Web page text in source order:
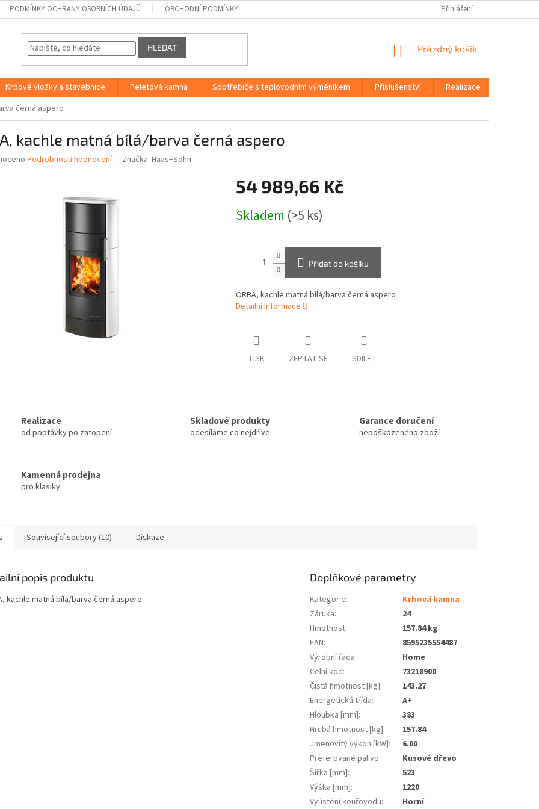
PODMÍNKY OCHRANY OSOBNÍCH ÚDAJŮ OBCHODNÍ PODMÍNKY Přihlášení
HLEDAT
NÁKUPNÍ
Prázdný košík
Krbové vložky a stavebnice Peletová kamna Spotřebiče s teplovodním výměníkem Příslušenství Realizace
černá aspero
kachle matná bílá/barva černá aspero
Podrobnosti hodnocení Značka: Haas+Sohn
54 989,66 Kč
cena:
Skladem (>5 ks)
Přidat do košíku
ORBA, kachle matná bílá/barva černá aspero
Detailní informace
TISK ZEPTAT SE SDÍLET
Realizace
od poptávky po zatopení
Skladové produkty
odesíláme co nejdříve
Garance doručení
nepoškozeného zboží
Kamenná prodejna
pro klasiky
Související soubory (10) Diskuze
popis produktu
kachle matná bílá/barva černá aspero
Doplňkové parametry
Kategorie:
Krbová kamna
Záruka:
24
Hmotnost:
157.84 kg
EAN:
8595235554487
Výrobní řada:
Home
Celní kód:
73218900
Čistá hmotnost [kg]:
143.27
Energetická třída:
A+
Hloubka [mm]:
383
Hrubá hmotnost [kg]:
157.84
Jmenovitý výkon [kW]:
6.00
Preferované palivo:
Kusové dřevo
Šířka [mm]:
523
Výška [mm]:
1220
Vyústění kouřovodu: Horní